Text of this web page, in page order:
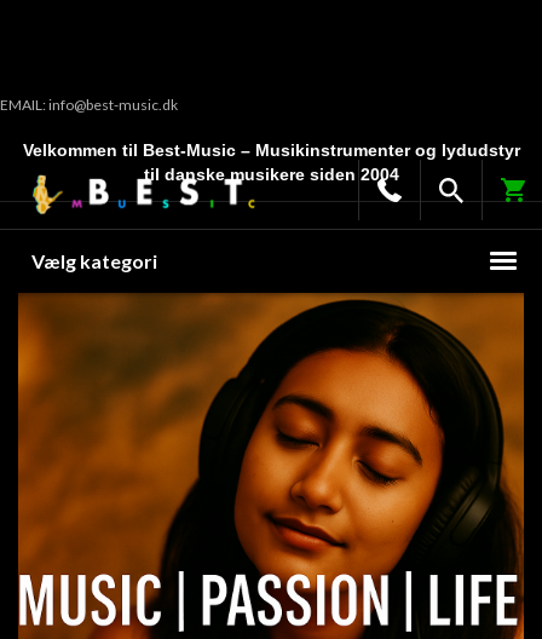
EMAIL: info@best-music.dk
Velkommen til Best-Music – Musikinstrumenter og lydudstyr
til danske musikere siden 2004
Vælg kategori